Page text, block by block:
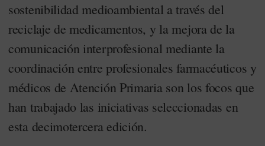
sostenibilidad medioambiental a través del
reciclaje de medicamentos, y la mejora de la
comunicación interprofesional mediante la
coordinación entre profesionales farmacéuticos y
médicos de Atención Primaria son los focos que
han trabajado las iniciativas seleccionadas en
esta decimotercera edición.